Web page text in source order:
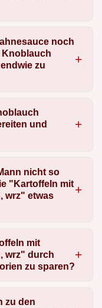
noch
Knoblauch
zu
und
nicht so
"Kartoffeln mit
wrz" etwas
mit
wrz" durch
zu sparen?
zu den